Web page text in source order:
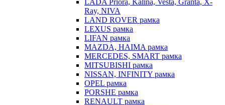
LADA Priora, Kalina, Vesta, Granta, X-
Ray, NIVA
LAND ROVER рамка
LEXUS рамка
LIFAN рамка
MAZDA, HAIMA рамка
MERCEDES, SMART рамка
MITSUBISHI рамка
NISSAN, INFINITY рамка
OPEL рамка
PORSHE рамка
RENAULT рамка